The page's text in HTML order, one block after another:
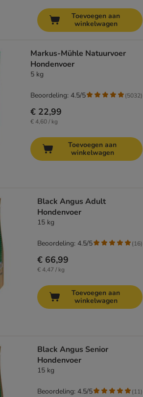
Toevoegen aan
winkelwagen
Markus-Mühle Natuurvoer
Hondenvoer
5 kg
€ 22,99
€ 4,60 / kg
Beoordeling: 4.5/5 (5032)
Toevoegen aan
winkelwagen
Black Angus Adult
Hondenvoer
15 kg
€ 66,99
€ 4,47 / kg
Beoordeling: 4.5/5 (16)
Toevoegen aan
winkelwagen
Black Angus Senior
Hondenvoer
15 kg
Beoordeling: 4.5/5 (11)